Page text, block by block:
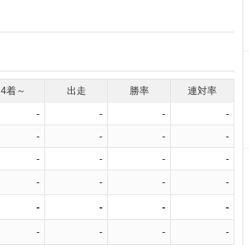
4着～ 出走 勝率 連対率
- - -
-
- - -
-
- - -
-
- - - -
- - - -
- - - -